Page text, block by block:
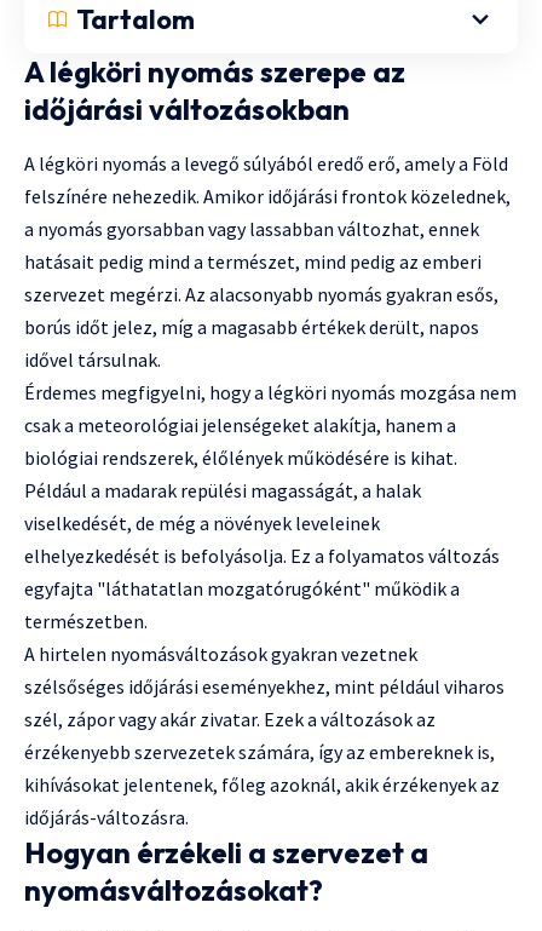
Tartalom
A légköri nyomás szerepe az
időjárási változásokban
A légköri nyomás a levegő súlyából eredő erő, amely a Föld
felszínére nehezedik. Amikor időjárási frontok közelednek,
a nyomás gyorsabban vagy lassabban változhat, ennek
hatásait pedig mind a természet, mind pedig az emberi
szervezet megérzi. Az alacsonyabb nyomás gyakran esős,
borús időt jelez, míg a magasabb értékek derült, napos
idővel társulnak.
Érdemes megfigyelni, hogy a légköri nyomás mozgása nem
csak a meteorológiai jelenségeket alakítja, hanem a
biológiai rendszerek, élőlények működésére is kihat.
Például a madarak repülési magasságát, a halak
viselkedését, de még a növények leveleinek
elhelyezkedését is befolyásolja. Ez a folyamatos változás
egyfajta "láthatatlan mozgatórugóként" működik a
természetben.
A hirtelen nyomásváltozások gyakran vezetnek
szélsőséges időjárási eseményekhez, mint például viharos
szél, zápor vagy akár zivatar. Ezek a változások az
érzékenyebb szervezetek számára, így az embereknek is,
kihívásokat jelentenek, főleg azoknál, akik érzékenyek az
időjárás-változásra.
Hogyan érzékeli a szervezet a
nyomásváltozásokat?